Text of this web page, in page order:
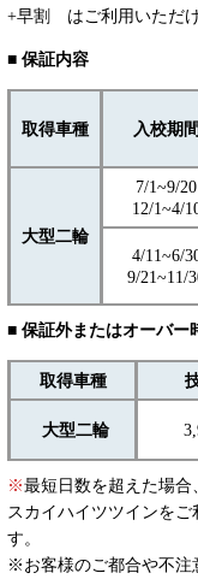
+早割 はご利用いただけ
■ 保証内容
取得車種 入校期間
大型二輪
7/1~9/20
12/1~4/
4/11~6/
9/21~11/
■ 保証外またはオーバー
取得車種
大型二輪
※最短日数を超えた場合
スカイハイツツインを
す。
※お客様のご都合や不注